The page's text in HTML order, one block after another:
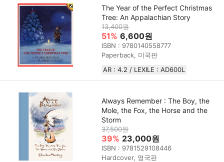
The Year of the Perfect Christmas
Tree: An Appalachian Story
13,400원
51% 6,600원
ISBN : 9780140558777
Paperback, 미국판
AR : 4.2 / LEXILE : AD600L
Always Remember : The Boy, the
Mole, the Fox, the Horse and the
Storm
37,500원
39% 23,000원
ISBN : 9781529108446
Hardcover, 영국판